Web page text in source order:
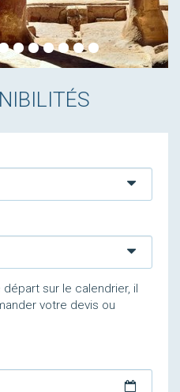
sur le calendrier, il
votre devis ou